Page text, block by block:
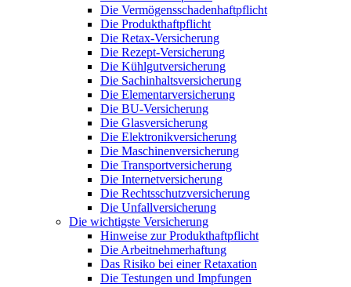
Die Vermögensschadenhaftpflicht
Die Produkthaftpflicht
Die Retax-Versicherung
Die Rezept-Versicherung
Die Kühlgutversicherung
Die Sachinhaltsversicherung
Die Elementarversicherung
Die BU-Versicherung
Die Glasversicherung
Die Elektronikversicherung
Die Maschinenversicherung
Die Transportversicherung
Die Internetversicherung
Die Rechtsschutzversicherung
Die Unfallversicherung
Die wichtigste Versicherung
Hinweise zur Produkthaftpflicht
Die Arbeitnehmerhaftung
Das Risiko bei einer Retaxation
Die Testungen und Impfungen